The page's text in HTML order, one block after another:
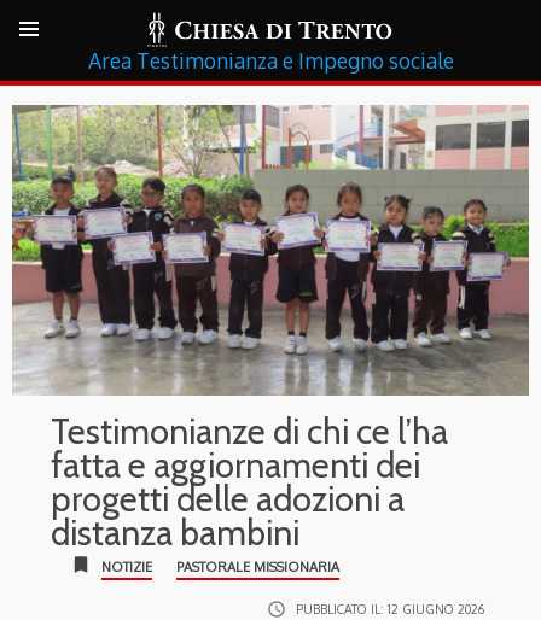
Testimonianza e Impegno sociale
Testimonianze di chi ce l’ha
fatta e aggiornamenti dei
progetti delle adozioni a
distanza bambini
bookmark NOTIZIE PASTORALE MISSIONARIA
access_time PUBBLICATO IL: 12 GIUGNO 2026